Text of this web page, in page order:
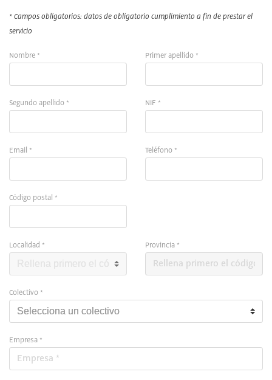
* Campos obligatorios: datos de obligatorio cumplimiento a fin de prestar el
servicio
Nombre * Primer apellido *
Segundo apellido * NIF *
Email * Teléfono *
Código postal *
Localidad * Provincia *
Colectivo *
Empresa *